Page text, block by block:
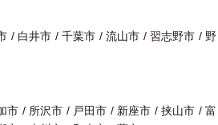
白井市 千葉市 流山市 習志野市
野
市 所沢市 戸田市 新座市 挟山市
富